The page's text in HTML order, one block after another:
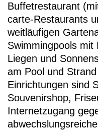
Buffetrestaurant
carte-Restaurants
weitläufigen
Swimmingpools mit
Liegen und
am Pool und
Einrichtungen sind
Souvenirshop,
Internetzugang